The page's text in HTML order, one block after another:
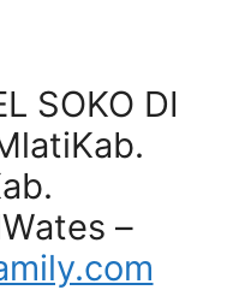
SOKO DI
–